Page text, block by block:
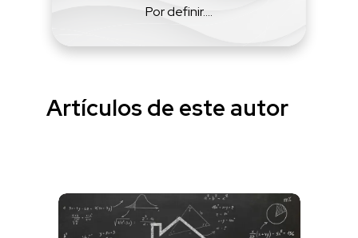
Por definir....
Artículos de este autor